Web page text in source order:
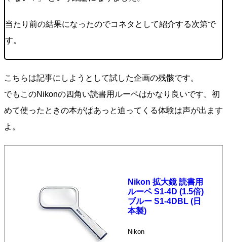
当たり前の結果になったのでコネタとして紹介する次第で
す。
こちらは記事にしようとして試した企画の残骸です。
でもこのNikonの四角い読書用ルーペはかなり良いです。初
めて使ったときの本がぱあっと迫ってくる体験は声が出ます
よ。
Nikon 拡大鏡 読書用
ルーペ S1-4D (1.5倍)
ブルー S1-4DBL (日
本製)
Nikon